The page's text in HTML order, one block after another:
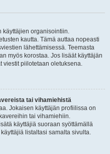
käyttäjien organisointiin.
kautta. Tämä auttaa nopeasti
lähettämisessä. Teemasta
myös korostaa. Jos lisäät käyttäjän
viestit piilotetaan oletuksena.
tai vihamiehistä
Jokaisen käyttäjän profiilissa on
tai vihamiehiin.
käyttäjiä suoraan syöttämällä
listaltasi samalta sivulta.